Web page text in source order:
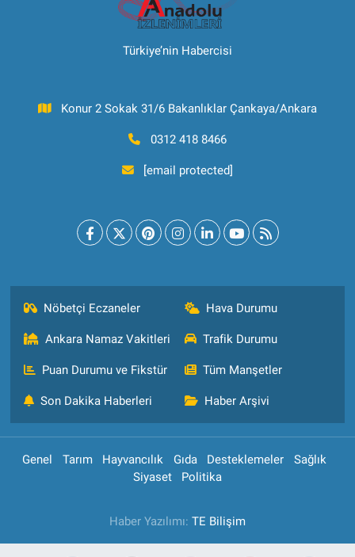
Türkiye’nin Habercisi
Konur 2 Sokak 31/6 Bakanlıklar Çankaya/Ankara
0312 418 8466
[email protected]
Nöbetçi Eczaneler Hava Durumu
Ankara Namaz Vakitleri Trafik Durumu
Puan Durumu ve Fikstür Tüm Manşetler
Son Dakika Haberleri Haber Arşivi
Genel Tarım Hayvancılık Gıda Desteklemeler
Sağlık
Siyaset
Politika
Haber Yazılımı: TE Bilişim